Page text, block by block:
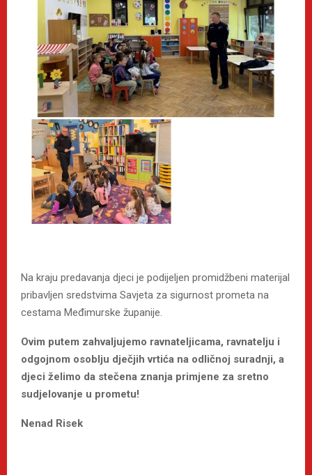
Na kraju predavanja djeci je podijeljen promidžbeni materijal
pribavljen sredstvima Savjeta za sigurnost prometa na
cestama Međimurske županije.
Ovim putem zahvaljujemo ravnateljicama, ravnatelju i
odgojnom osoblju dječjih vrtića na odličnoj suradnji, a
djeci želimo da stečena znanja primjene za sretno
sudjelovanje u prometu!
Nenad Risek